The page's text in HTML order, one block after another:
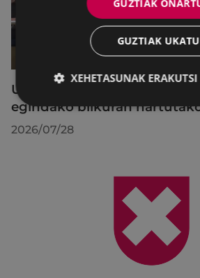
Udalbatzak 2026ko
egindako bilkuran
2026/07/28
GUZTIAK
GUZTIAK UKATU
XEHETASUNAK ERAKUTSI